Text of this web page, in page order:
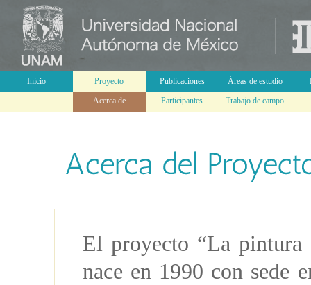
Inicio
Proyecto
Acerca de
Participantes Trabajo de campo
Publicaciones Áreas de estudio
El proyecto “La pintura
nace en 1990 con sede